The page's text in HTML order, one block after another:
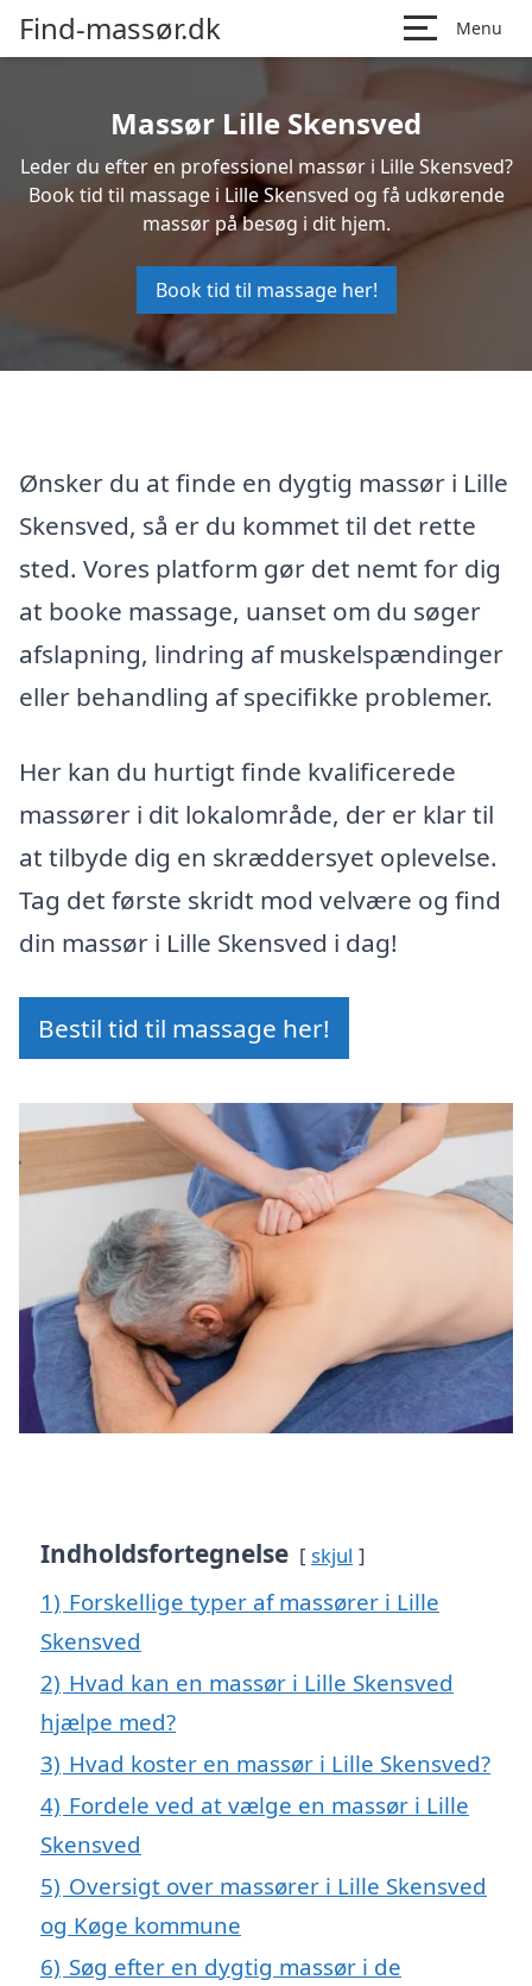
Find-massør.dk Menu
Massør Lille Skensved
Leder du efter en professionel massør i Lille Skensved?
Book tid til massage i Lille Skensved og få udkørende
massør på besøg i dit hjem.
Book tid til massage her!
Ønsker du at finde en dygtig massør i Lille
Skensved, så er du kommet til det rette
sted. Vores platform gør det nemt for dig
at booke massage, uanset om du søger
afslapning, lindring af muskelspændinger
eller behandling af specifikke problemer.
Her kan du hurtigt finde kvalificerede
massører i dit lokalområde, der er klar til
at tilbyde dig en skræddersyet oplevelse.
Tag det første skridt mod velvære og find
din massør i Lille Skensved i dag!
Bestil tid til massage her!
Indholdsfortegnelse skjul
1) Forskellige typer af massører i Lille
Skensved
2) Hvad kan en massør i Lille Skensved
hjælpe med?
3) Hvad koster en massør i Lille Skensved?
4) Fordele ved at vælge en massør i Lille
Skensved
5) Oversigt over massører i Lille Skensved
og Køge kommune
6) Søg efter en dygtig massør i de